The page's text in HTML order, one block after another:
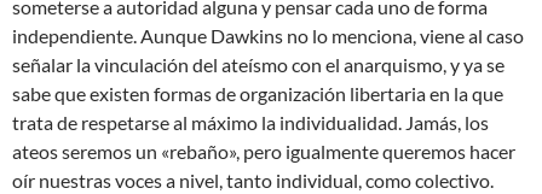
someterse a autoridad alguna y pensar cada uno de forma
independiente. Aunque Dawkins no lo menciona, viene al caso
señalar la vinculación del ateísmo con el anarquismo, y ya se
sabe que existen formas de organización libertaria en la que
trata de respetarse al máximo la individualidad. Jamás, los
ateos seremos un «rebaño», pero igualmente queremos hacer
oír nuestras voces a nivel, tanto individual, como colectivo.